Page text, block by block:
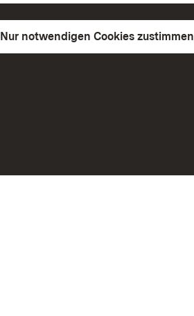
Nur notwendigen Cookies zustimmen